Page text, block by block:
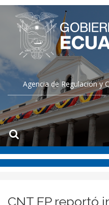
Agencia de Regulación y
​CNT EP reportó